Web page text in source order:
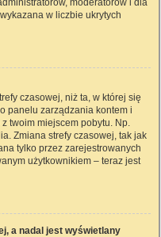
moderatorów i dla
w liczbie ukrytych
czasowej, niż ta, w której się
panelu zarządzania kontem i
twoim miejscem pobytu. Np.
Zmiana strefy czasowej, tak jak
tylko przez zarejestrowanych
użytkownikiem – teraz jest
a nadal jest wyświetlany